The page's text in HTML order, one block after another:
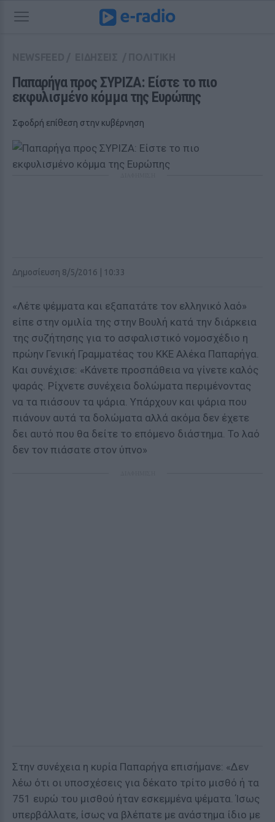
Παπαρήγα προς ΣΥΡΙΖΑ: Είστε το πιο
εκφυλισμένο κόμμα της Ευρώπης
Σφοδρή επίθεση στην κυβέρνηση
Δημοσίευση 8/5/2016 | 10:33
«Λέτε ψέμματα και εξαπατάτε τον ελληνικό λαό»
είπε στην ομιλία της στην Βουλή κατά την διάρκεια
της συζήτησης για το ασφαλιστικό νομοσχέδιο η
πρώην Γενική Γραμματέας του ΚΚΕ Αλέκα Παπαρήγα.
Και συνέχισε: «Κάνετε προσπάθεια να γίνετε καλός
ψαράς. Ρίχνετε συνέχεια δολώματα περιμένοντας
να τα πιάσουν τα ψάρια. Υπάρχουν και ψάρια που
πιάνουν αυτά τα δολώματα αλλά ακόμα δεν έχετε
δει αυτό που θα δείτε το επόμενο διάστημα. Το λαό
δεν τον πιάσατε στον ύπνο»
Στην συνέχεια η κυρία Παπαρήγα επισήμανε: «Δεν
λέω ότι οι υποσχέσεις για δέκατο τρίτο μισθό ή τα
751 ευρώ του μισθού ήταν εσκεμμένα ψέματα. Ίσως
υπερβάλλατε, ίσως να βλέπατε με ανάστημα ίδιο με